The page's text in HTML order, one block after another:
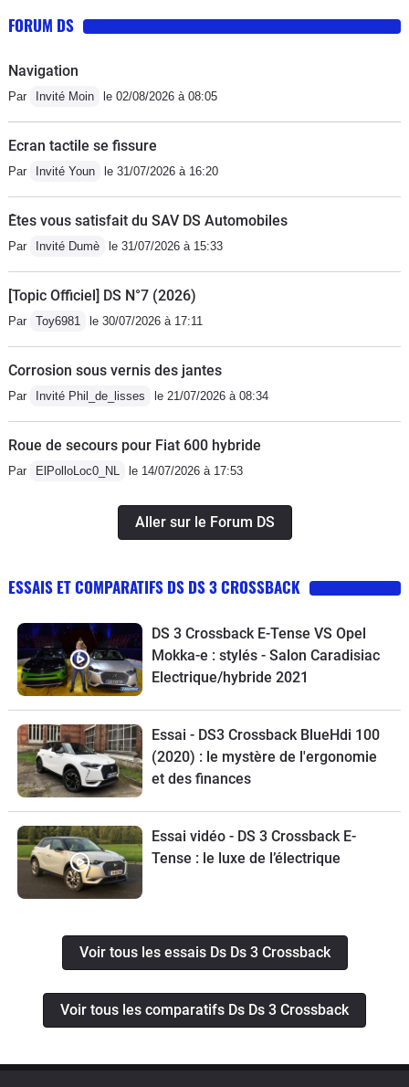
FORUM DS
Navigation
Par Invité Moin le 02/08/2026 à 08:05
Ecran tactile se fissure
Par Invité Youn le 31/07/2026 à 16:20
Êtes vous satisfait du SAV DS Automobiles
Par Invité Dumè le 31/07/2026 à 15:33
[Topic Officiel] DS N°7 (2026)
Par Toy6981 le 30/07/2026 à 17:11
Corrosion sous vernis des jantes
Par Invité Phil_de_lisses le 21/07/2026 à 08:34
Roue de secours pour Fiat 600 hybride
Par ElPolloLoc0_NL le 14/07/2026 à 17:53
Aller sur le Forum DS
ESSAIS ET COMPARATIFS DS DS 3 CROSSBACK
DS 3 Crossback E-Tense VS Opel
Mokka-e : stylés - Salon Caradisiac
Electrique/hybride 2021
Essai - DS3 Crossback BlueHdi 100
(2020) : le mystère de l'ergonomie
et des finances
Essai vidéo - DS 3 Crossback E-
Tense : le luxe de l’électrique
Voir tous les essais Ds Ds 3 Crossback
Voir tous les comparatifs Ds Ds 3 Crossback